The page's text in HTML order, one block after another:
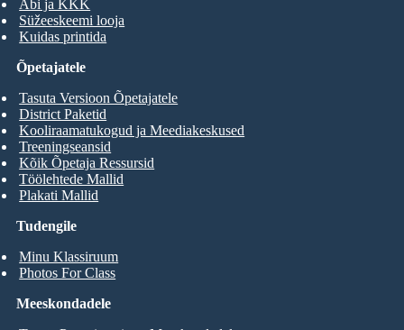
Abi ja KKK
Süžeeskeemi looja
Kuidas printida
Tudengile
Minu Klassiruum
Photos For Class
Õpetajatele
Tasuta Versioon Õpetajatele
District Paketid
Kooliraamatukogud ja Meediakeskused
Treeningseansid
Kõik Õpetaja Ressursid
Töölehtede Mallid
Plakati Mallid
Meeskondadele